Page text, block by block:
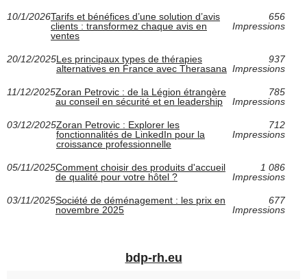
10/1/2026Tarifs et bénéfices d’une solution d’avis
clients : transformez chaque avis en
ventes
656
Impressions
20/12/2025Les principaux types de thérapies
alternatives en France avec Therasana
937
Impressions
11/12/2025Zoran Petrovic : de la Légion étrangère
au conseil en sécurité et en leadership
785
Impressions
03/12/2025Zoran Petrovic : Explorer les
fonctionnalités de LinkedIn pour la
croissance professionnelle
712
Impressions
05/11/2025Comment choisir des produits d'accueil
de qualité pour votre hôtel ?
1 086
Impressions
03/11/2025Société de déménagement : les prix en
novembre 2025
677
Impressions
bdp-rh.eu